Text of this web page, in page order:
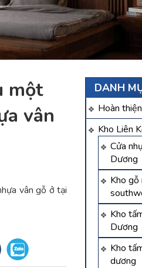
DANH
Hoàn
Kho Liên
Cửa
Dương
Kho gỗ
Kho
Dương
Kho
dương
một
vân
vân gỗ ở tại